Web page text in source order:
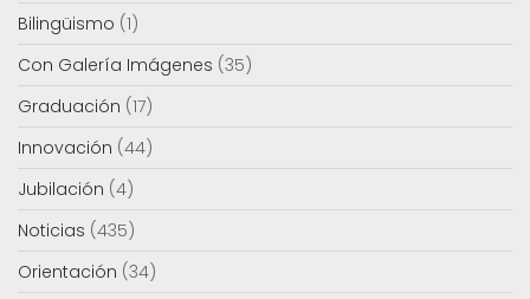
Bilingüismo (1)
Con Galería Imágenes (35)
Graduación (17)
Innovación (44)
Jubilación (4)
Noticias (435)
Orientación (34)